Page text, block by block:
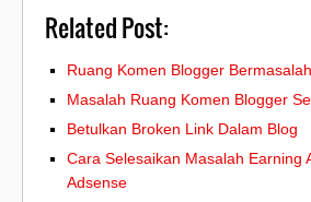
Related Post:
Ruang Komen Blogger Bermasalah
Masalah Ruang Komen Blogger
Betulkan Broken Link Dalam Blog
Cara Selesaikan Masalah Earning
Adsense